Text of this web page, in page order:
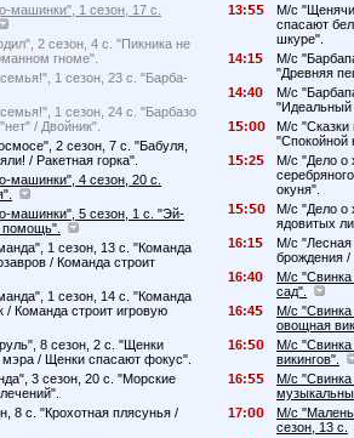
1 сезон, 17 с.
2 сезон, 4 с. "Пикника не
гноме".
1 сезон, 23 с. "Барба-
1 сезон, 24 с. "Барбазо
/ Двойник".
2 сезон, 7 с. "Бабуля,
/ Ракетная горка".
4 сезон, 20 с.
машинки", 5 сезон, 1 с. "Эй-
помощь".
1 сезон, 13 с. "Команда
/ Команда строит
1 сезон, 14 с. "Команда
/ Команда строит игровую
8 сезон, 2 с. "Щенки
мэра / Щенки спасают фокус".
3 сезон, 20 с. "Морские
8 с. "Крохотная плясунья /
13:
М/с
спасают
шкуре".
14:1
М/с
"Древняя
14:4
М/с
"Идеальный
1
:
М/с "Сказки
"Спокойной
1
:2
М/с "Дело о
окуня".
1
:
М/с "Дело о
ядовитых
16:1
М/с "Лесная
брождения
16:4
М/с "Свинка
сад".
16:4
М/с "Свинка
овощная
16:
М/с "Свинка
викингов".
16:
М/с "Свинка
17:
М/с
сезон, 13 с.